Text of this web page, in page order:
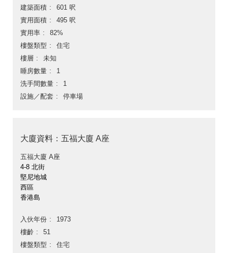
建築面積
601 呎
實用面積
495 呎
實用率
82%
樓盤類型
住宅
樓層
未知
睡房數量
1
洗手間數量
1
設施／配套
停車場
大廈資料：五福大廈 A座
五福大廈 A座
4-8 北街
堅尼地城
西區
香港島
入伙年份
1973
樓齡
51
樓盤類型
住宅